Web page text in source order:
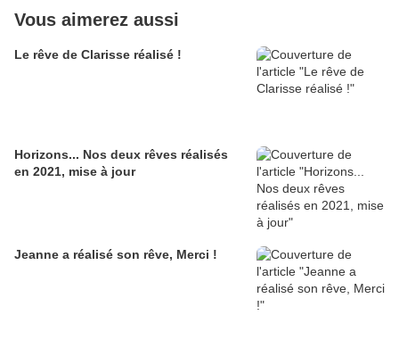
Vous aimerez aussi
Le rêve de Clarisse réalisé !
Horizons... Nos deux rêves réalisés
en 2021, mise à jour
Jeanne a réalisé son rêve, Merci !